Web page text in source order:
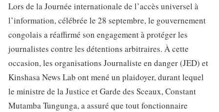
Lors de la Journée internationale de l’accès universel à
l’information, célébrée le 28 septembre, le gouvernement
congolais a réaffirmé son engagement à protéger les
journalistes contre les détentions arbitraires. À cette
occasion, les organisations Journaliste en danger (JED) et
Kinshasa News Lab ont mené un plaidoyer, durant lequel
le ministre de la Justice et Garde des Sceaux, Constant
Mutamba Tungunga, a assuré que tout fonctionnaire